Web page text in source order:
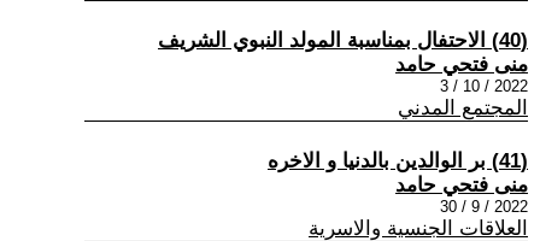
(40) الاحتفال بمناسبة المولد النبوي الشريف
منى فتحي حامد
2022 / 10 / 3
المجتمع المدني
(41) بر الوالدين بالدنيا و الاخره
منى فتحي حامد
2022 / 9 / 30
العلاقات الجنسية والاسرية